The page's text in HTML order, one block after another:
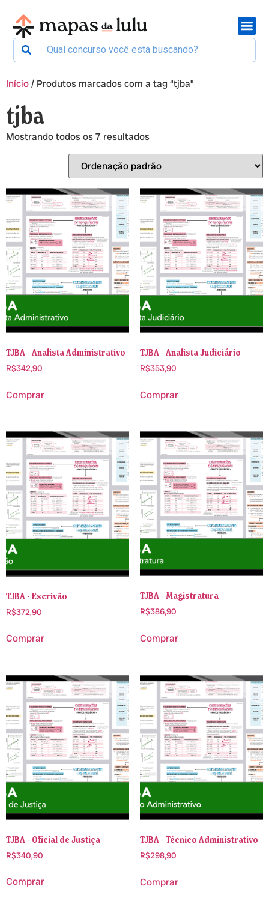
Início/ Produtos marcados com a tag “tjba”
tjba
Mostrando todos os 7 resultados
TJBA - Analista Administrativo
R$342,90
Comprar
TJBA - Analista Judiciário
R$353,90
Comprar
TJBA - Escrivão
R$372,90
Comprar
TJBA - Magistratura
R$386,90
Comprar
TJBA - Oficial de Justiça
R$340,90
Comprar
TJBA - Técnico Administrativo
R$298,90
Comprar